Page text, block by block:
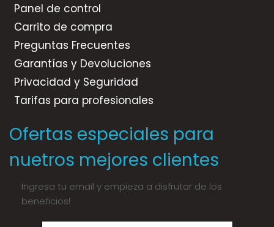
Panel de control
Carrito de compra
Preguntas Frecuentes
Garantías y Devoluciones
Privacidad y Seguridad
Tarifas para profesionales
Ofertas especiales para
nuetros mejores clientes
Ingresa tu email y empieza a disfrutar de los
beneficios!